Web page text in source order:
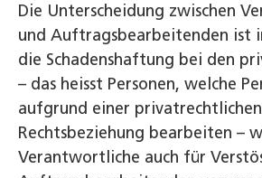
Die Unterscheidung zwischen
und Auftragsbearbeitenden ist
die Schadenshaftung bei den
– das heisst Personen, welche
aufgrund einer privatrechtlichen
Rechtsbeziehung bearbeiten –
Verantwortliche auch für